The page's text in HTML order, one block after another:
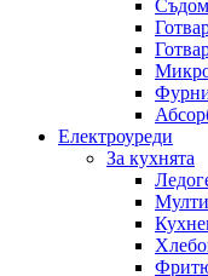
Електроуреди
За кухнята